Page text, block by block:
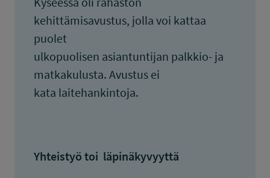
kehittämisavustus, jolla voi kattaa
puolet
ulkopuolisen asiantuntijan palkkio- ja
matkakulusta. Avustus ei
kata laitehankintoja.
Yhteistyö toi läpinäkyvyyttä